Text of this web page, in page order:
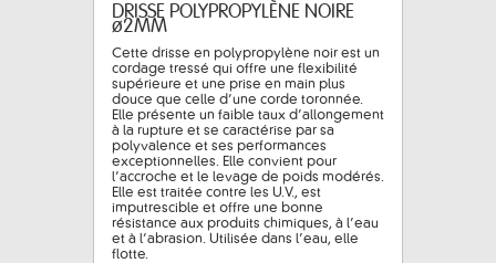
DRISSE POLYPROPYLÈNE NOIRE
ø2MM
Cette drisse en polypropylène noir est un
cordage tressé qui offre une flexibilité
supérieure et une prise en main plus
douce que celle d’une corde toronnée.
Elle présente un faible taux d’allongement
à la rupture et se caractérise par sa
polyvalence et ses performances
exceptionnelles. Elle convient pour
l’accroche et le levage de poids modérés.
Elle est traitée contre les U.V., est
imputrescible et offre une bonne
résistance aux produits chimiques, à l’eau
et à l’abrasion. Utilisée dans l’eau, elle
flotte.